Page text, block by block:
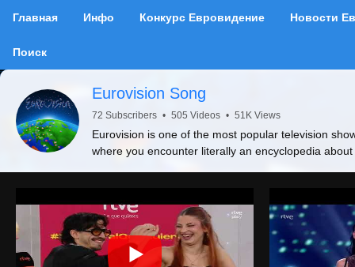
Главная Инфо Конкурс Евровидение Новости
Поиск
Eurovision Song
72 Subscribers • 505 Videos • 51K Views
Eurovision is one of the most popular television
where you encounter literally an encyclopedia